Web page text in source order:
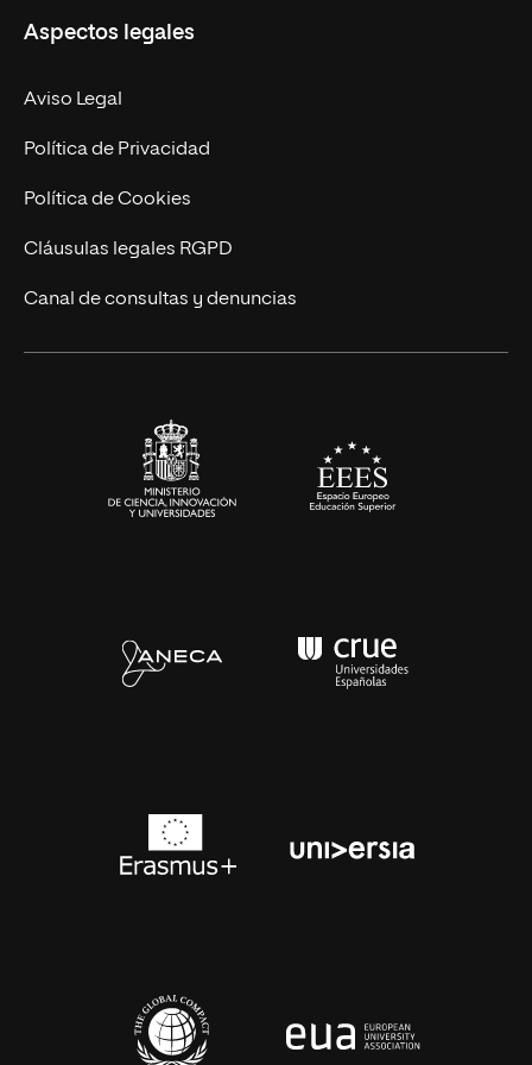
Empresa
MBA
Marketing y Comunicación
Ingeniería
Diseño
Ciencias de la Salud
Nuestro Equipo
Contacto
Aspectos legales
Aviso Legal
Política de Privacidad
Política de Cookies
Cláusulas legales RGPD
Canal de consultas y denuncias